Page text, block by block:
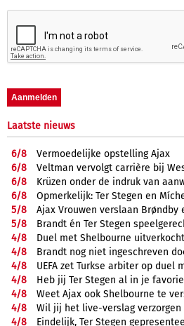
Laatste nieuws
6/8
Vermoedelijke opstelling Ajax
6/8
Veltman vervolgt carrière bij
6/8
Krüzen onder de indruk van
6/8
Opmerkelijk: Ter Stegen en
5/8
Ajax Vrouwen verslaan Brøndby
5/8
Brandt én Ter Stegen
4/8
Duel met Shelbourne uitverkocht
4/8
Brandt nog niet ingeschreven
4/8
UEFA zet Turkse arbiter op duel
4/8
Heb jij Ter Stegen al in je
4/8
Weet Ajax ook Shelbourne te
4/8
Wil jij het live-verslag
4/8
Eindelijk, Ter Stegen